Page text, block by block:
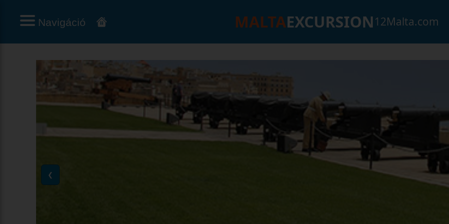
Navigáció MALTAEXCURSION12Malta.com
❮